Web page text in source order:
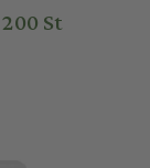
St